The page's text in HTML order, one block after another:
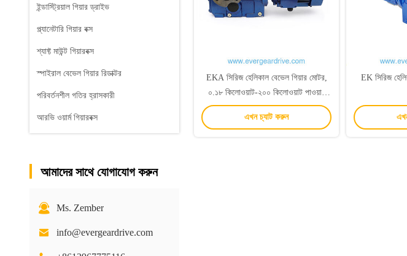
ইন্ডাস্ট্রিয়াল গিয়ার ড্রাইভ
প্ল্যানেটারি গিয়ার বক্স
শ্যাফ্ট মাউন্ট গিয়ারবক্স
স্পাইরাল বেভেল গিয়ার রিডাক্টর
পরিবর্তনশীল গতির হ্রাসকারী
আরভি ওয়ার্ম গিয়ারবক্স
আমাদের সাথে যোগাযোগ করুন
Ms. Zember
info@evergeardrive.com
EKA সিরিজ হেলিকাল বেভেল গিয়ার মোটর,
০.১৮ কিলোওয়াট-২০০ কিলোওয়াট পাওয়ার
রেঞ্জ এবং ৫-৩৩০০০ অনুপাত সহ, হলো শ্যাফ্ট
বৈশিষ্ট্যযুক্ত
এখন চ্যাট করুন
EK সিরিজ